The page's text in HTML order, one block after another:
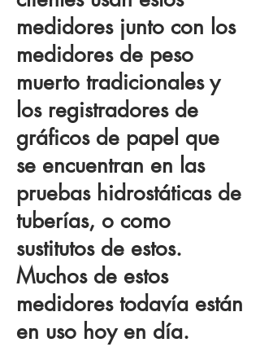
medidores junto con los
medidores de peso
muerto tradicionales y
los registradores de
gráficos de papel que
se encuentran en las
pruebas hidrostáticas de
tuberías, o como
sustitutos de estos.
Muchos de estos
medidores todavía están
en uso hoy en día.